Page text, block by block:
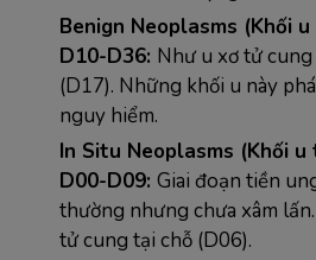
Benign Neoplasms (Khối
D10-D36: Như u xơ tử
(D17). Những khối u này
nguy hiểm.
In Situ Neoplasms (Khối u
D00-D09: Giai đoạn tiền
thường nhưng chưa xâm
tử cung tại chỗ (D06).